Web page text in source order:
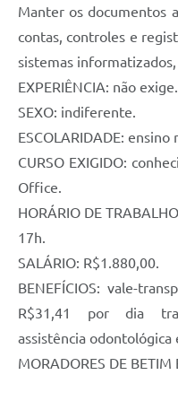
Manter os documentos
contas, controles e
sistemas
EXPERIÊNCIA: não exige.
SEXO: indiferente.
ESCOLARIDADE:
CURSO EXIGIDO:
Office.
HORÁRIO DE
17h.
SALÁRIO: R$1.880,00.
BENEFÍCIOS: vale-
R$31,41 por dia
assistência odontológica
MORADORES DE BETIM